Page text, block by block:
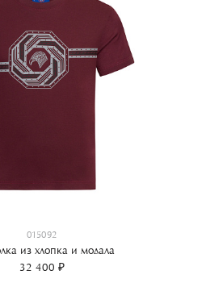
015092
из хлопка и модала
32 400 ₽